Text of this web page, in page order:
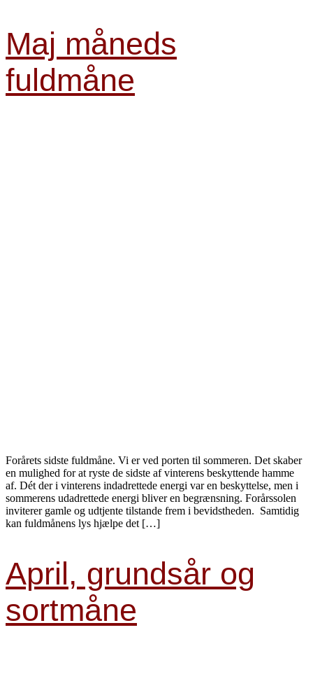
Maj måneds
fuldmåne
Forårets sidste fuldmåne. Vi er ved porten til sommeren. Det skaber
en mulighed for at ryste de sidste af vinterens beskyttende hamme
af. Dét der i vinterens indadrettede energi var en beskyttelse, men i
sommerens udadrettede energi bliver en begrænsning. Forårssolen
inviterer gamle og udtjente tilstande frem i bevidstheden. Samtidig
kan fuldmånens lys hjælpe det […]
April, grundsår og
sortmåne